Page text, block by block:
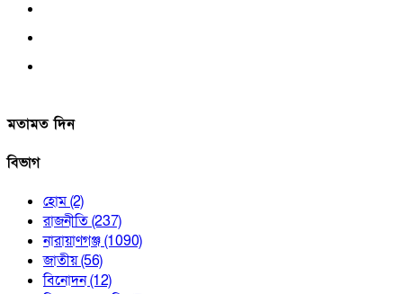
মতামত দিন
বিভাগ
হোম(2)
রাজনীতি(237)
নারায়াণগঞ্জ(1090)
জাতীয়(56)
বিনোদন(12)